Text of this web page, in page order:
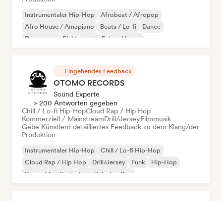
Instrumentaler Hip-Hop
Afrobeat / Afropop
Afro House / Amapiano
Beats / Lo-fi
Dance
Dance pop
Elektropop Future House
Eingehendes Feedback
OTOMO RECORDS
Sound Experte
> 200 Antworten gegeben
Chill / Lo-fi Hip-HopCloud Rap / Hip Hop
Kommerziell / MainstreamDrill/JerseyFilmmusik
Gebe Künstlern detailliertes Feedback zu dem Klang/der
Produktion
Instrumentaler Hip-Hop
Chill / Lo-fi Hip-Hop
Cloud Rap / Hip Hop
Drill/Jersey Funk
Hip-Hop
Rap auf Englisch
Französischer Rap